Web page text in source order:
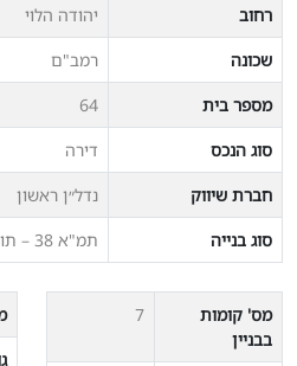
רחוב
יהודה הלוי
שכונה
רמב"ם
מספר בית
64
סוג הנכס
דירה
חברת שיווק
נדל״ן ראשון
סוג בנייה
תמ"א 38 – תוספת בנייה
מס' קומות
בבניין
7